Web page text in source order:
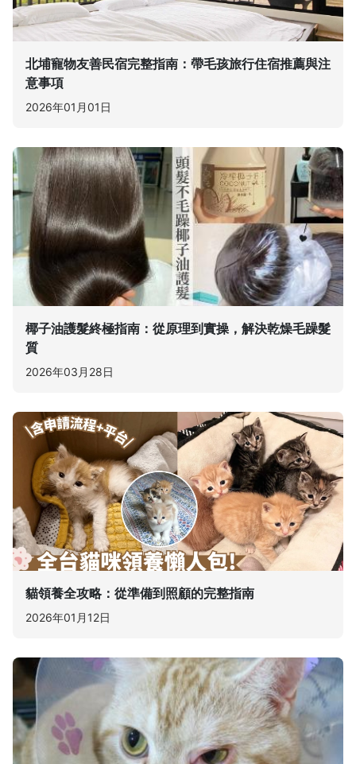
北埔寵物友善民宿完整指南：帶毛孩旅行住宿推薦與注
意事項
2026年01月01日
椰子油護髮終極指南：從原理到實操，解決乾燥毛躁髮
質
2026年03月28日
貓領養全攻略：從準備到照顧的完整指南
2026年01月12日